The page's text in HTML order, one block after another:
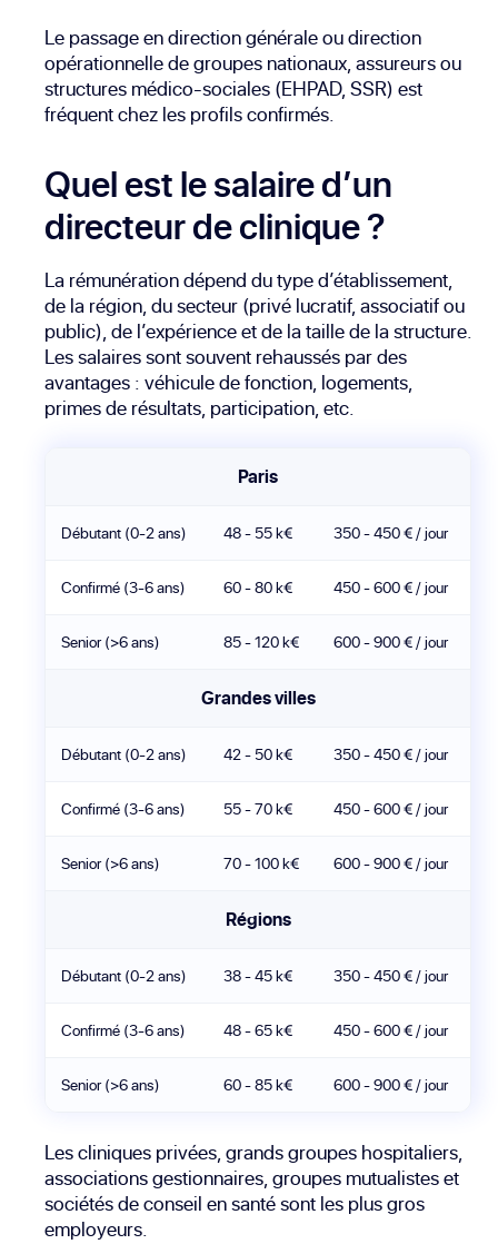
Le passage en direction générale ou direction
opérationnelle de groupes nationaux, assureurs ou
structures médico-sociales (EHPAD, SSR) est
fréquent chez les profils confirmés.
Quel est le salaire d’un
directeur de clinique ?
La rémunération dépend du type d’établissement,
de la région, du secteur (privé lucratif, associatif ou
public), de l’expérience et de la taille de la structure.
Les salaires sont souvent rehaussés par des
avantages : véhicule de fonction, logements,
primes de résultats, participation, etc.
Paris
Débutant (0-2 ans) 48 - 55 k€ 350 - 450 € / jour
Confirmé (3-6 ans) 60 - 80 k€ 450 - 600 € / jour
Senior (>6 ans) 85 - 120 k€ 600 - 900 € / jour
Grandes villes
Débutant (0-2 ans) 42 - 50 k€ 350 - 450 € / jour
Confirmé (3-6 ans) 55 - 70 k€ 450 - 600 € / jour
Senior (>6 ans) 70 - 100 k€ 600 - 900 € / jour
Régions
Débutant (0-2 ans) 38 - 45 k€ 350 - 450 € / jour
Confirmé (3-6 ans) 48 - 65 k€ 450 - 600 € / jour
Senior (>6 ans) 60 - 85 k€ 600 - 900 € / jour
Les cliniques privées, grands groupes hospitaliers,
associations gestionnaires, groupes mutualistes et
sociétés de conseil en santé sont les plus gros
employeurs.